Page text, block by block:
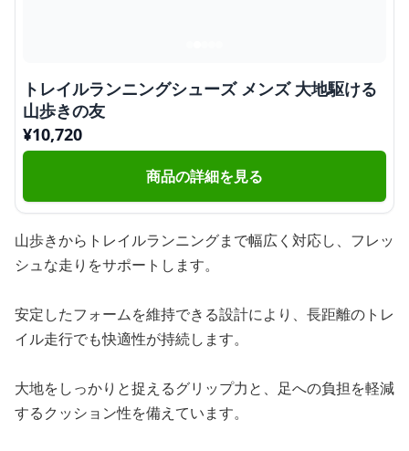
トレイルランニングシューズ メンズ 大地駆ける
山歩きの友
¥10,720
商品の詳細を見る
山歩きからトレイルランニングまで幅広く対応し、フレッ
シュな走りをサポートします。
安定したフォームを維持できる設計により、長距離のトレ
イル走行でも快適性が持続します。
大地をしっかりと捉えるグリップ力と、足への負担を軽減
するクッション性を備えています。